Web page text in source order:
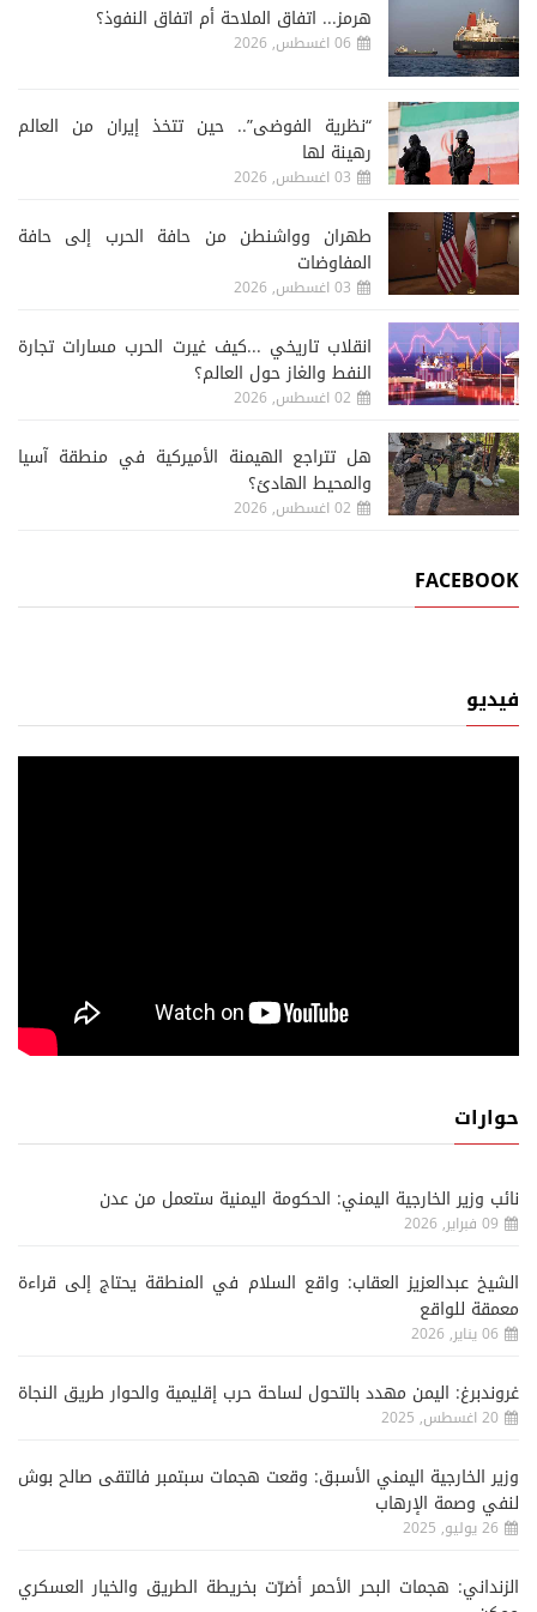
هرمز... اتفاق الملاحة أم اتفاق النفوذ؟
06 اغسطس, 2026
“نظرية الفوضى”.. حين تتخذ إيران من العالم
رهينة لها
03 اغسطس, 2026
طهران وواشنطن من حافة الحرب إلى حافة
المفاوضات
03 اغسطس, 2026
انقلاب تاريخي ...كيف غيرت الحرب مسارات تجارة
النفط والغاز حول العالم؟
02 اغسطس, 2026
هل تتراجع الهيمنة الأميركية في منطقة آسيا
والمحيط الهادئ؟
02 اغسطس, 2026
FACEBOOK
فيديو
حوارات
نائب وزير الخارجية اليمني: الحكومة اليمنية ستعمل من عدن
09 فبراير, 2026
الشيخ عبدالعزيز العقاب: واقع السلام في المنطقة يحتاج إلى قراءة
معمقة للواقع
06 يناير, 2026
غروندبرغ: اليمن مهدد بالتحول لساحة حرب إقليمية والحوار طريق النجاة
20 اغسطس, 2025
وزير الخارجية اليمني الأسبق: وقعت هجمات سبتمبر فالتقى صالح بوش
لنفي وصمة الإرهاب
26 يوليو, 2025
الزنداني: هجمات البحر الأحمر أضرّت بخريطة الطريق والخيار العسكري